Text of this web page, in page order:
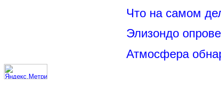
Что на самом
Элизондо
Атмосфера